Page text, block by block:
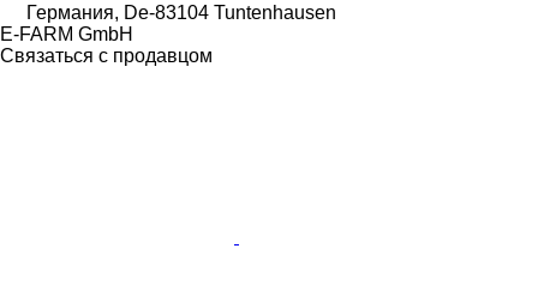
Германия, De-83104 Tuntenhausen
E-FARM GmbH
Связаться с продавцом